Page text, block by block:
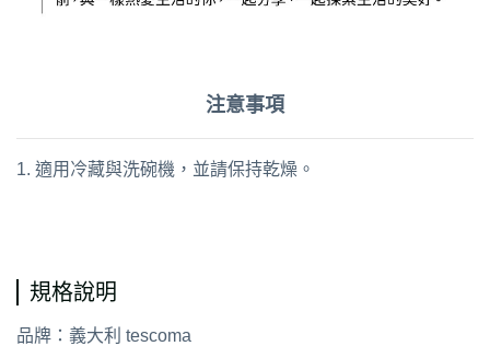
注意事項
1. 適用冷藏與洗碗機，並請保持乾燥。
規格說明
品牌：義大利 tescoma